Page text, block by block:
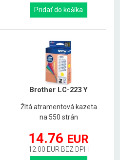
Pridať do košíka
Brother LC-223 Y
Žltá atramentová kazeta
na 550 strán
14.76 EUR
12.00 EUR BEZ DPH